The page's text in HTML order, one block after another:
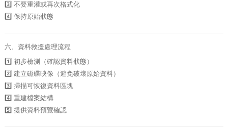
3️⃣ 不要重灌或再次格式化
4️⃣ 保持原始狀態
六、資料救援處理流程
1️⃣ 初步檢測（確認資料狀態）
2️⃣ 建立磁碟映像（避免破壞原始資料）
3️⃣ 掃描可恢復資料區塊
4️⃣ 重建檔案結構
5️⃣ 提供資料預覽確認